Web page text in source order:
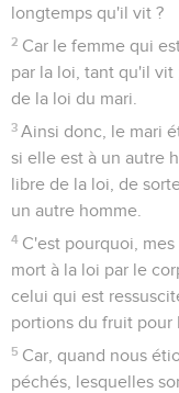
longtemps qu'il vit ?
2 Car le femme qui
par la loi, tant qu'il
de la loi du mari.
3 Ainsi donc, le mari
si elle est à un autre
libre de la loi, de
un autre homme.
4 C'est pourquoi,
mort à la loi par le
celui qui est
portions du fruit pour
5 Car, quand nous
péchés, lesquelles